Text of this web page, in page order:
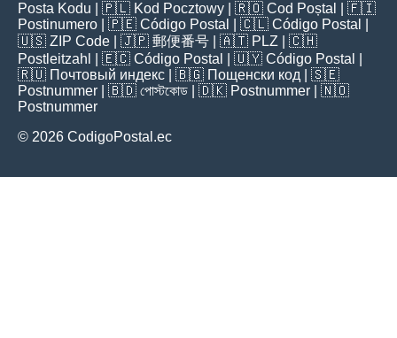
Posta Kodu | 🇵🇱 Kod Pocztowy | 🇷🇴 Cod Poștal
| 🇫🇮
Postinumero | 🇵🇪 Código Postal | 🇨🇱 Código Postal
🇺🇸 ZIP Code | 🇯🇵 郵便番号 | 🇦🇹 PLZ | 🇨🇭
Postleitzahl
| 🇪🇨 Código Postal | 🇺🇾 Código Postal
🇷🇺 Почтовый индекс | 🇧🇬 Пощенски код | 🇸🇪
Postnummer | 🇧🇩 পোস্টকোড | 🇩🇰 Postnummer | 🇳🇴
Postnummer
© 2026 CodigoPostal.ec